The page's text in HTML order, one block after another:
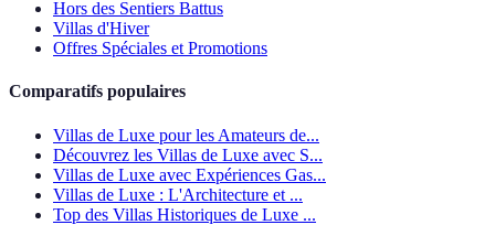
Hors des Sentiers Battus
Villas d'Hiver
Offres Spéciales et Promotions
Comparatifs populaires
Villas de Luxe pour les Amateurs de...
Découvrez les Villas de Luxe avec S...
Villas de Luxe avec Expériences Gas...
Villas de Luxe : L'Architecture et ...
Top des Villas Historiques de Luxe ...